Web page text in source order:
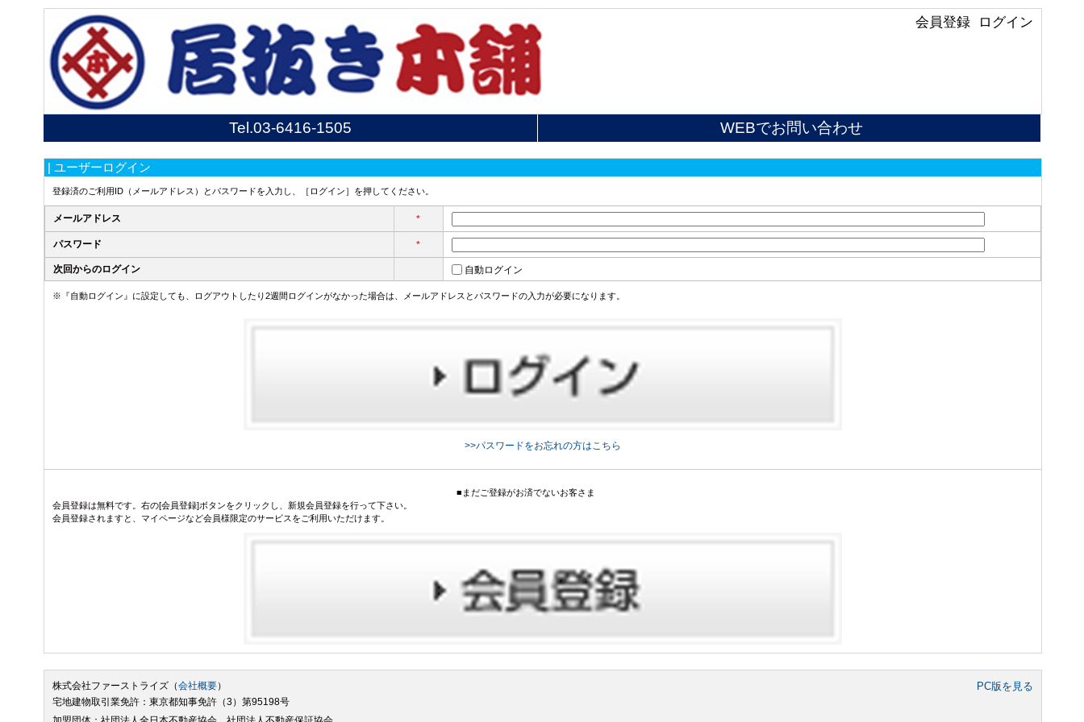
ログイン
会員登録
Tel.03-6416-1505 WEBでお問い合わせ
| ユーザーログイン
登録済のご利用ID（メールアドレス）とパスワードを入力し、［ログイン］を押してください。
メールアドレス *
パスワード *
次回からのログイン 自動ログイン
※『自動ログイン』に設定しても、ログアウトしたり2週間ログインがなかった場合は、メールアドレスとパスワードの入力が必要になります。
>>パスワードをお忘れの方はこちら
■まだご登録がお済でないお客さま
会員登録は無料です。右の[会員登録]ボタンをクリックし、新規会員登録を行って下さい。
会員登録されますと、マイページなど会員様限定のサービスをご利用いただけます。
株式会社ファーストライズ（会社概要） PC版を見る
宅地建物取引業免許：東京都知事免許（3）第95198号